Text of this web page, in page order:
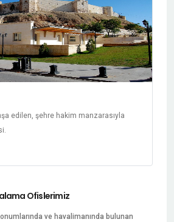
edilen, şehre hakim manzarasıyla
Ofislerimiz
ve havalimanında bulunan